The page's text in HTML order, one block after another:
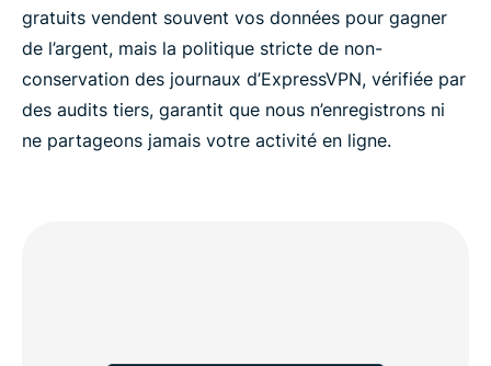
gratuits vendent souvent vos données pour gagner
de l’argent, mais la politique stricte de non-
conservation des journaux d’ExpressVPN, vérifiée par
des audits tiers, garantit que nous n’enregistrons ni
ne partageons jamais votre activité en ligne.